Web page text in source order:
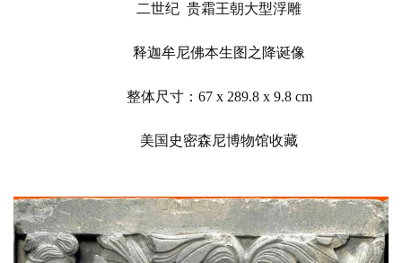
二世纪  贵霜王朝大型浮雕
释迦牟尼佛本生图之降诞像
整体尺寸：67 x 289.8 x 9.8 cm
美国史密森尼博物馆收藏